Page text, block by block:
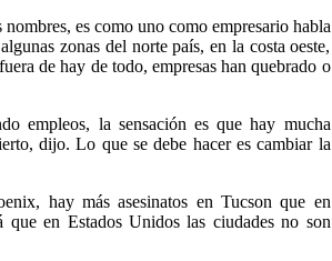
es como uno como empresario habla
zonas del norte país, en la costa oeste,
de hay de todo, empresas han quebrado o
empleos, la sensación es que hay mucha
dijo. Lo que se debe hacer es cambiar la
hay más asesinatos en Tucson que en
en Estados Unidos las ciudades no son